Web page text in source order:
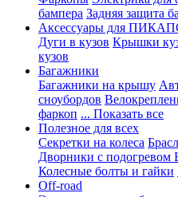
бампера Задняя защита
Аксессуары для
Дуги в кузов Крышки
кузов
Багажники
Багажники на крышу
сноубордов
фаркоп ... Показать все
Полезное для всех
Секретки на колеса
Дворники с подогревом
Колесные болты и гайки
Off-road